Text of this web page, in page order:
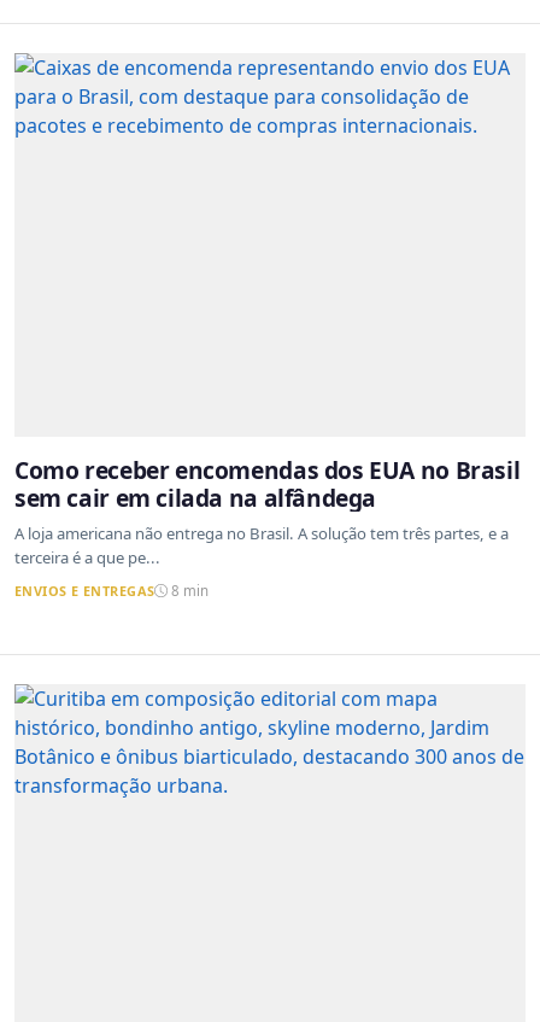
Como receber encomendas dos EUA no Brasil
sem cair em cilada na alfândega
A loja americana não entrega no Brasil. A solução tem três partes, e a
terceira é a que pe...
ENVIOS E ENTREGAS 8 min